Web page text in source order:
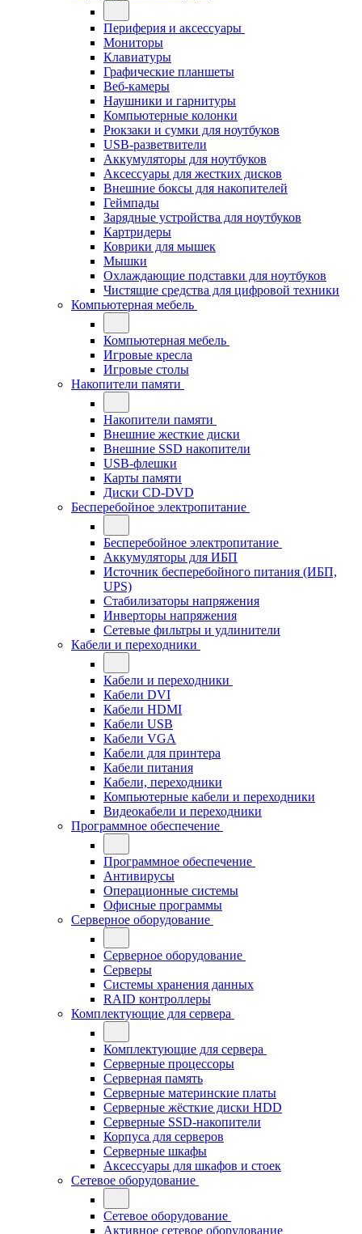
Периферия и аксессуары
Мониторы
Клавиатуры
Графические планшеты
Веб-камеры
Наушники и гарнитуры
Компьютерные колонки
Рюкзаки и сумки для ноутбуков
USB-разветвители
Аккумуляторы для ноутбуков
Аксессуары для жестких дисков
Внешние боксы для накопителей
Геймпады
Зарядные устройства для ноутбуков
Картридеры
Коврики для мышек
Мышки
Охлаждающие подставки для ноутбуков
Чистящие средства для цифровой техники
Компьютерная мебель
Компьютерная мебель
Игровые кресла
Игровые столы
Накопители памяти
Накопители памяти
Внешние жесткие диски
Внешние SSD накопители
USB-флешки
Карты памяти
Диски CD-DVD
Бесперебойное электропитание
Бесперебойное электропитание
Аккумуляторы для ИБП
Источник бесперебойного питания (ИБП,
UPS)
Стабилизаторы напряжения
Инверторы напряжения
Сетевые фильтры и удлинители
Кабели и переходники
Кабели и переходники
Кабели DVI
Кабели HDMI
Кабели USB
Кабели VGA
Кабели для принтера
Кабели питания
Кабели, переходники
Компьютерные кабели и переходники
Видеокабели и переходники
Программное обеспечение
Программное обеспечение
Антивирусы
Операционные системы
Офисные программы
Серверное оборудование
Серверное оборудование
Серверы
Системы хранения данных
RAID контроллеры
Комплектующие для сервера
Комплектующие для сервера
Серверные процессоры
Серверная память
Серверные материнские платы
Серверные жёсткие диски HDD
Серверные SSD-накопители
Корпуса для серверов
Серверные шкафы
Аксессуары для шкафов и стоек
Сетевое оборудование
Сетевое оборудование
Активное сетевое оборудование